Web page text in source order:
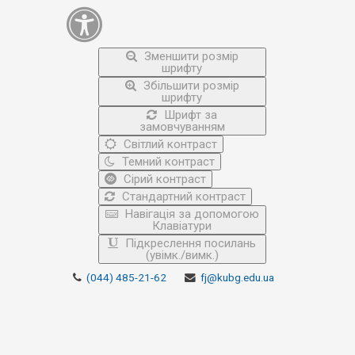
Зменшити розмір
шрифту
Збільшити розмір
шрифту
Шрифт за
замовчуванням
Світлий контраст
Темний контраст
Сірий контраст
Стандартний контраст
Навігація за допомогою
Клавіатури
Підкреслення посилань
(увімк./вимк.)
(044) 485-21-62 fj@kubg.edu.ua